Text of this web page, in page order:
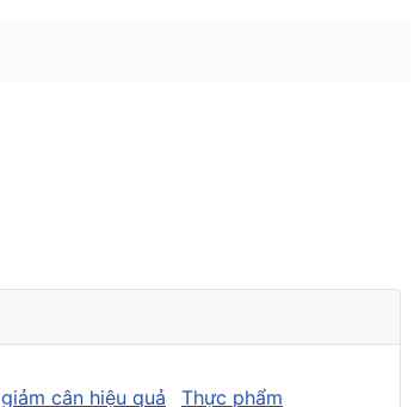
giảm cân hiệu quả Thực phẩm